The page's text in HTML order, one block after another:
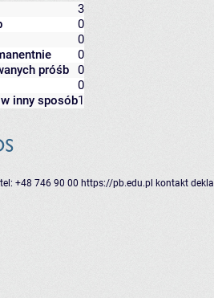
3
0
0
0
próśb
0
0
inny sposób1
tel: +48 746 90 00 https://pb.edu.pl kontakt